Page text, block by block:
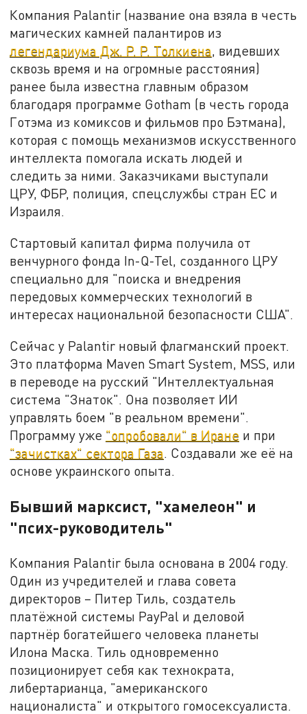
Компания Palantir (название она взяла в честь
магических камней палантиров из
легендариума Дж. Р. Р. Толкиена, видевших
сквозь время и на огромные расстояния)
ранее была известна главным образом
благодаря программе Gotham (в честь города
Готэма из комиксов и фильмов про Бэтмана),
которая с помощь механизмов искусственного
интеллекта помогала искать людей и
следить за ними. Заказчиками выступали
ЦРУ, ФБР, полиция, спецслужбы стран ЕС и
Израиля.
Стартовый капитал фирма получила от
венчурного фонда In-Q-Tel, созданного ЦРУ
специально для "поиска и внедрения
передовых коммерческих технологий в
интересах национальной безопасности США".
Сейчас у Palantir новый флагманский проект.
Это платформа Maven Smart System, MSS, или
в переводе на русский "Интеллектуальная
система "Знаток". Она позволяет ИИ
управлять боем "в реальном времени".
Программу уже "опробовали" в Иране и при
"зачистках" сектора Газа. Создавали же её на
основе украинского опыта.
Бывший марксист, "хамелеон" и
"псих-руководитель"
Компания Palantir была основана в 2004 году.
Один из учредителей и глава совета
директоров – Питер Тиль, создатель
платёжной системы PayPal и деловой
партнёр богатейшего человека планеты
Илона Маска. Тиль одновременно
позиционирует себя как технократа,
либертарианца, "американского
националиста" и открытого гомосексуалиста.